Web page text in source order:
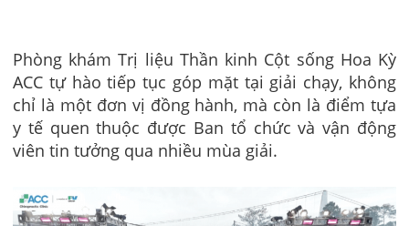
Phòng khám Trị liệu Thần kinh Cột sống Hoa Kỳ
ACC tự hào tiếp tục góp mặt tại giải chạy, không
chỉ là một đơn vị đồng hành, mà còn là điểm tựa
y tế quen thuộc được Ban tổ chức và vận động
viên tin tưởng qua nhiều mùa giải.